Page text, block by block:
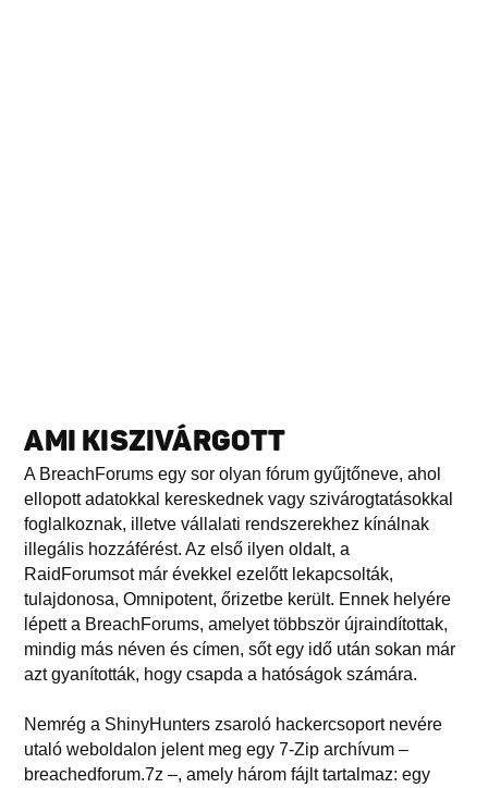
AMI KISZIVÁRGOTT
A BreachForums egy sor olyan fórum gyűjtőneve, ahol
ellopott adatokkal kereskednek vagy szivárogtatásokkal
foglalkoznak, illetve vállalati rendszerekhez kínálnak
illegális hozzáférést. Az első ilyen oldalt, a
RaidForumsot már évekkel ezelőtt lekapcsolták,
tulajdonosa, Omnipotent, őrizetbe került. Ennek helyére
lépett a BreachForums, amelyet többször újraindítottak,
mindig más néven és címen, sőt egy idő után sokan már
azt gyanították, hogy csapda a hatóságok számára.
Nemrég a ShinyHunters zsaroló hackercsoport nevére
utaló weboldalon jelent meg egy 7-Zip archívum –
breachedforum.7z –, amely három fájlt tartalmaz: egy